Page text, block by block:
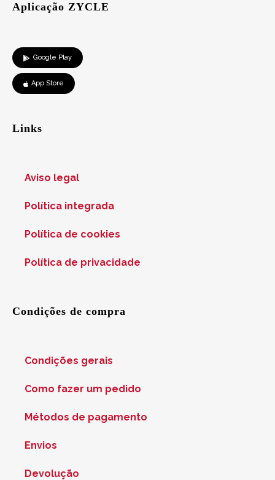
Aplicação ZYCLE
Google Play
App Store
Links
Aviso legal
Política integrada
Política de cookies
Política de privacidade
Condições de compra
Condições gerais
Como fazer um pedido
Métodos de pagamento
Envios
Devolução